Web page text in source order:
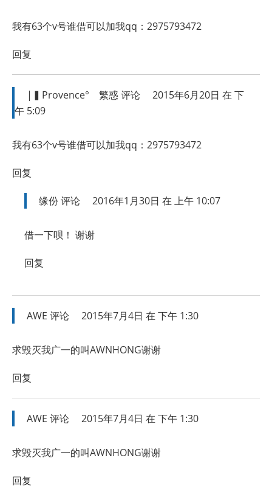
我有63个v号谁借可以加我qq：2975793472
回复
|▍Provence°ゞ繁惑评论
2015年6月20日 在 下
午 5:09
我有63个v号谁借可以加我qq：2975793472
回复
缘份评论 2016年1月30日 在 上午 10:07
借一下呗！ 谢谢
回复
AWE 评论 2015年7月4日 在 下午 1:30
求毁灭我广一的叫AWNHONG谢谢
回复
AWE 评论 2015年7月4日 在 下午 1:30
求毁灭我广一的叫AWNHONG谢谢
回复